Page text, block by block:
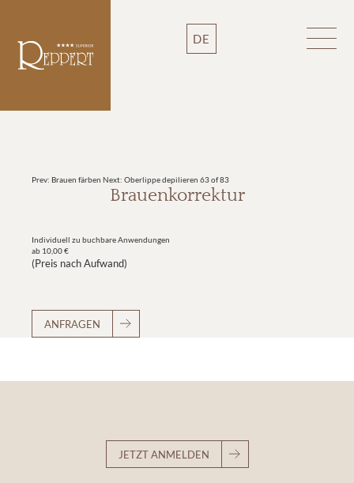
DE
Prev: Brauen färben Next: Oberlippe depilieren 63 of 83
Brauenkorrektur
Individuell zu buchbare Anwendungen
ab 10,00 €
(Preis nach Aufwand)
ANFRAGEN
JETZT ANMELDEN